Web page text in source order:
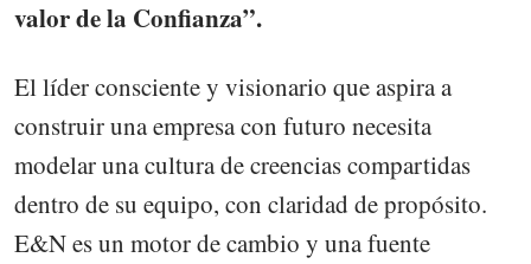
valor de la Confianza”.
El líder consciente y visionario que aspira a
construir una empresa con futuro necesita
modelar una cultura de creencias compartidas
dentro de su equipo, con claridad de propósito.
E&N es un motor de cambio y una fuente